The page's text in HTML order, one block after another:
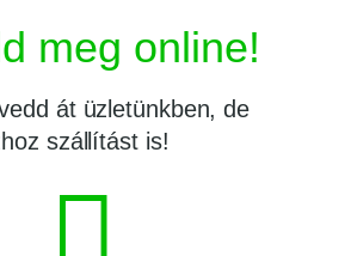
meg online!
át üzletünkben, de
szállítást is!